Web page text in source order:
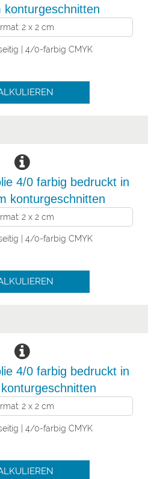
konturgeschnitten
2 x 2 cm
| 4/0-farbig CMYK
4/0 farbig bedruckt in
konturgeschnitten
2 x 2 cm
| 4/0-farbig CMYK
4/0 farbig bedruckt in
2 x 2 cm
| 4/0-farbig CMYK